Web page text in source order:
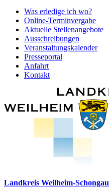
Was erledige ich wo?
Online-Terminvergabe
Aktuelle Stellenangebote
Ausschreibungen
Veranstaltungskalender
Presseportal
Anfahrt
Kontakt
Landkreis Weilheim-Schongau